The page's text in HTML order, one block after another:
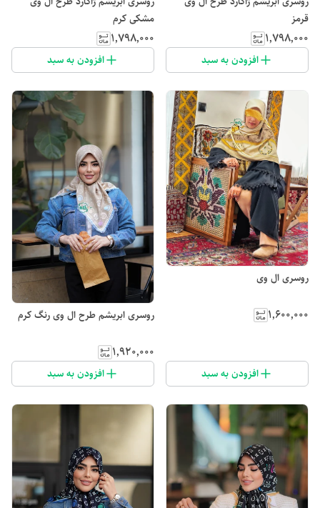
قرمز
۱٬۷۹۸٬۰۰۰
افزودن به سبد
مشکی کرم
۱٬۷۹۸٬۰۰۰
افزودن به سبد
روسری ال وی
۱٬۶۰۰٬۰۰۰
افزودن به سبد
روسری ابریشم طرح ال وی رنگ کرم
۱٬۹۲۰٬۰۰۰
افزودن به سبد